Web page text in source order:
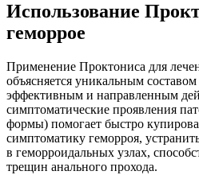
Использование
геморрое
Применение Проктониса для
объясняется уникальным
эффективным и направленным
симптоматические проявления
формы) помогает быстро
симптоматику геморроя,
в геморроидальных узлах,
трещин анального прохода.